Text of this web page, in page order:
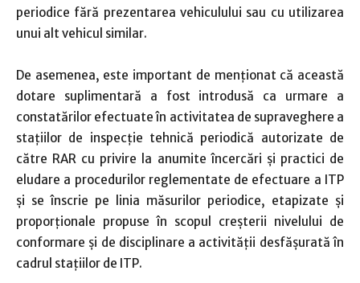
periodice fără prezentarea vehiculului sau cu utilizarea
unui alt vehicul similar.
De asemenea, este important de menţionat că această
dotare suplimentară a fost introdusă ca urmare a
constatărilor efectuate în activitatea de supraveghere a
staţiilor de inspecţie tehnică periodică autorizate de
către RAR cu privire la anumite încercări şi practici de
eludare a procedurilor reglementate de efectuare a ITP
şi se înscrie pe linia măsurilor periodice, etapizate şi
proporţionale propuse în scopul creşterii nivelului de
conformare şi de disciplinare a activităţii desfăşurată în
cadrul staţiilor de ITP.